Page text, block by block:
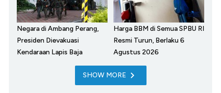
Negara di Ambang Perang,
Presiden Dievakuasi
Kendaraan Lapis Baja
Harga BBM di Semua SPBU RI
Resmi Turun, Berlaku 6
Agustus 2026
SHOW MORE